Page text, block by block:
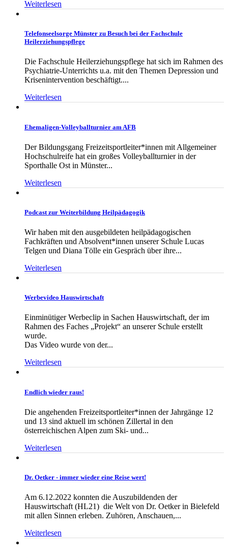
Weiterlesen
Telefonseelsorge Münster zu Besuch bei der Fachschule
Heilerziehungspflege
Die Fachschule Heilerziehungspflege hat sich im Rahmen des
Psychiatrie-Unterrichts u.a. mit den Themen Depression und
Krisenintervention beschäftigt....
Weiterlesen
Ehemaligen-Volleyballturnier am AFB
Der Bildungsgang Freizeitsportleiter*innen mit Allgemeiner
Hochschulreife hat ein großes Volleyballturnier in der
Sporthalle Ost in Münster...
Weiterlesen
Podcast zur Weiterbildung Heilpädagogik
Wir haben mit den ausgebildeten heilpädagogischen
Fachkräften und Absolvent*innen unserer Schule Lucas
Telgen und Diana Tölle ein Gespräch über ihre...
Weiterlesen
Werbevideo Hauswirtschaft
Einminütiger Werbeclip in Sachen Hauswirtschaft, der im
Rahmen des Faches „Projekt“ an unserer Schule erstellt
wurde.
Das Video wurde von der...
Weiterlesen
Endlich wieder raus!
Die angehenden Freizeitsportleiter*innen der Jahrgänge 12
und 13 sind aktuell im schönen Zillertal in den
österreichischen Alpen zum Ski- und...
Weiterlesen
Dr. Oetker - immer wieder eine Reise wert!
Am 6.12.2022 konnten die Auszubildenden der
Hauswirtschaft (HL21) die Welt von Dr. Oetker in Bielefeld
mit allen Sinnen erleben. Zuhören, Anschauen,...
Weiterlesen